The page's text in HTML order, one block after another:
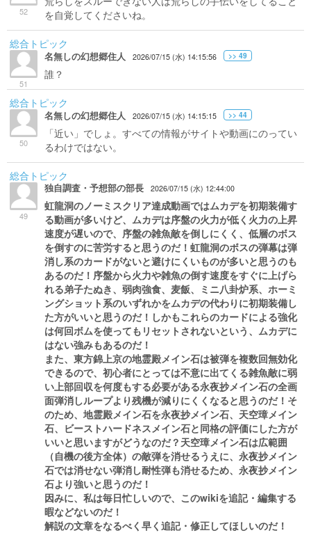
52
を自覚してくださいね。
総合トピック
51
名無しの幻想郷住人 2026/07/15 (水) 14:15:56 >> 49
誰？
総合トピック
50
名無しの幻想郷住人 2026/07/15 (水) 14:15:15 >> 44
「近い」でしょ。すべての情報がサイトや動画にのってい
るわけではない。
総合トピック
49
独自調査・予想部の部長 2026/07/15 (水) 12:44:00
虹龍洞のノーミスクリア達成動画ではムカデを初期装備す
る動画が多いけど、ムカデは序盤の火力が低く火力の上昇
速度が遅いので、序盤の雑魚敵を倒しにくく、低層のボス
を倒すのに苦労すると思うのだ！虹龍洞のボスの弾幕は弾
消し系のカードがないと避けにくいものが多いと思うのも
あるのだ！序盤から火力や雑魚の倒す速度をすぐに上げら
れる弟子たぬき、弱肉強食、麦飯、ミニ八卦炉系、ホーミ
ングショット系のいずれかをムカデの代わりに初期装備し
た方がいいと思うのだ！しかもこれらのカードによる強化
は何回ボムを使ってもリセットされないという、ムカデに
はない強みもあるのだ！
また、東方錦上京の地霊殿メイン石は被弾を複数回無効化
できるので、初心者にとっては不意に出てくる雑魚敵に弱
い上部回収を何度もする必要がある永夜抄メイン石の全画
面弾消しループより残機が減りにくくなると思うのだ！そ
のため、地霊殿メイン石を永夜抄メイン石、天空璋メイン
石、ビーストハードネスメイン石と同格の評価にした方が
いいと思いますがどうなのだ？天空璋メイン石は広範囲
（自機の後方全体）の敵弾を消せるうえに、永夜抄メイン
石では消せない弾消し耐性弾も消せるため、永夜抄メイン
石より強いと思うのだ！
因みに、私は毎日忙しいので、このwikiを追記・編集する
暇などないのだ！
解説の文章をなるべく早く追記・修正してほしいのだ！